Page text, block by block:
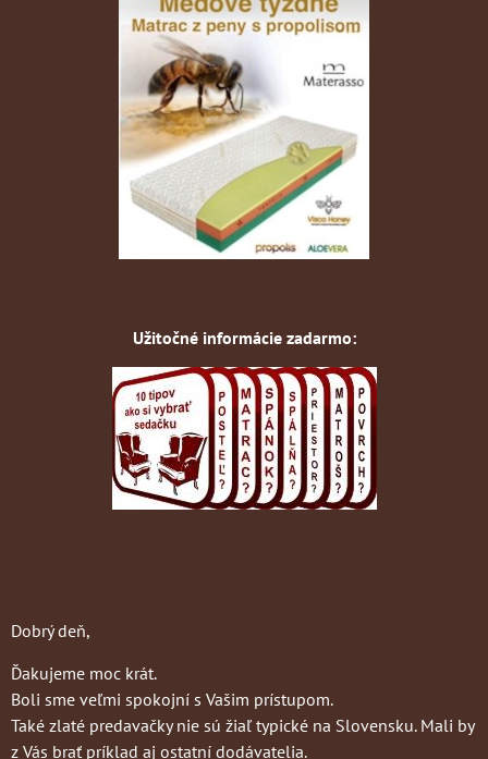
Užitočné informácie zadarmo:
Dobrý deň,
Ďakujeme moc krát.
Boli sme veľmi spokojní s Vašim prístupom.
Také zlaté predavačky nie sú žiaľ typické na Slovensku. Mali by
z Vás brať príklad aj ostatní dodávatelia.